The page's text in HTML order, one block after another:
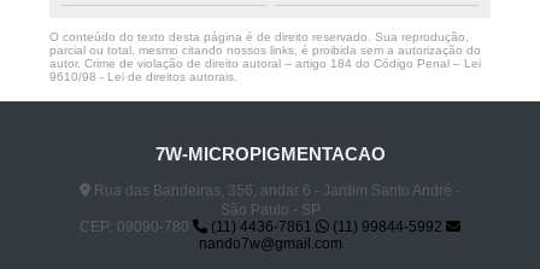
O conteúdo do texto desta página é de direito reservado. Sua reprodução,
parcial ou total, mesmo citando nossos links, é proibida sem a autorização do
autor. Crime de violação de direito autoral – artigo 184 do Código Penal – Lei
9610/98 - Lei de direitos autorais
7W-MICROPIGMENTACAO
Rua das Bandeiras, 356, andar 6 - Jardim Santo André -
São Paulo - SP
CEP: 09090-780
(11) 4436-7861
(11) 99844-5992
nando7w@gmail.com